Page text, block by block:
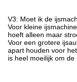
V3: Moet ik de
Voor kleine
hoeft alleen maar
Voor een grotere
apart houden voor
is heel moeilijk om de